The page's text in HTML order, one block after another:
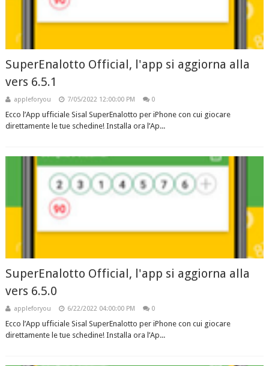
SuperEnalotto Official, l'app si aggiorna alla
vers 6.5.1
appleforyou 7/05/2022 12:00:00 PM 0
Ecco l’App ufficiale Sisal SuperEnalotto per iPhone con cui giocare
direttamente le tue schedine! Installa ora l’Ap...
SuperEnalotto Official, l'app si aggiorna alla
vers 6.5.0
appleforyou 6/22/2022 04:00:00 PM 0
Ecco l’App ufficiale Sisal SuperEnalotto per iPhone con cui giocare
direttamente le tue schedine! Installa ora l’Ap...